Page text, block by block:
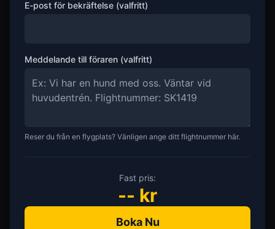
E-post för bekräftelse (valfritt)
Meddelande till föraren (valfritt)
Reser du från en flygplats? Vänligen ange ditt flightnummer här.
Fast pris:
-- kr
Boka Nu